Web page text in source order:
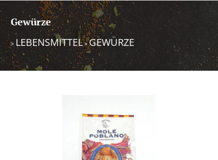
Gewürze
> LEBENSMITTEL>GEWÜRZE